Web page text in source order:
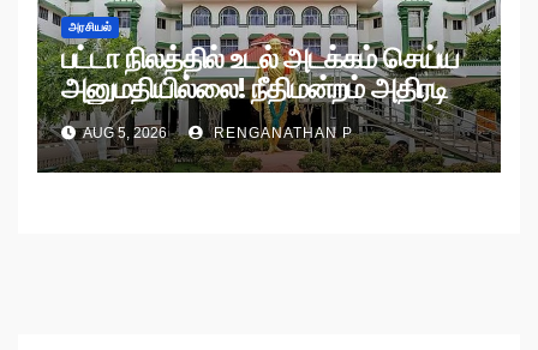
அரசியல்
பட்டா நிலத்தில் உடல் அடக்கம் செய்ய
அனுமதியில்லை! நீதிமன்றம் அதிரடி
உத்தரவு!
AUG 5, 2026 RENGANATHAN P